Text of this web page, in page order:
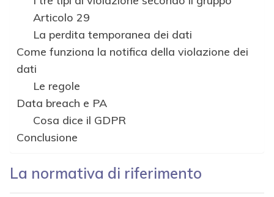
Articolo 29
La perdita temporanea dei dati
Come funziona la notifica della violazione dei
dati
Le regole
Data breach e PA
Cosa dice il GDPR
Conclusione
La normativa di riferimento